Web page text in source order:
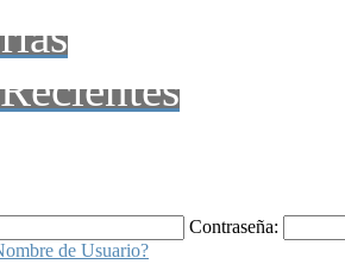
Contraseña:
de Usuario?